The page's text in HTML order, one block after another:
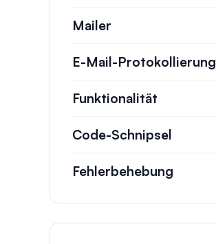
Mailer
E-Mail-Protokollierung
Funktionalität
Code-Schnipsel
Fehlerbehebung